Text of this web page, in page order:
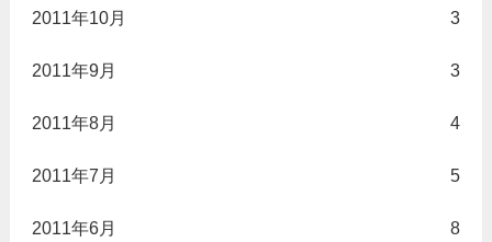
2011年10月 3
2011年9月 3
2011年8月 4
2011年7月 5
2011年6月 8